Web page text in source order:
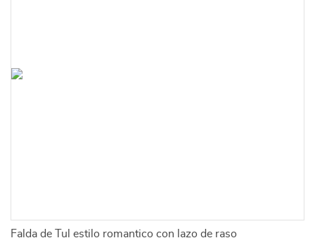
Falda de Tul estilo romantico con lazo de raso